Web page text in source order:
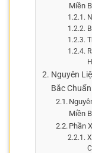
Miền
Nguyên
Bắc
Miền
Phần